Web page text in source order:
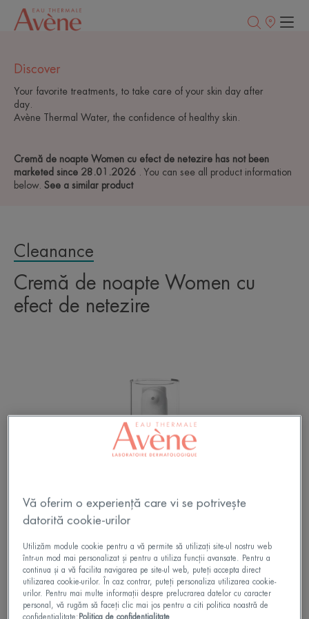
Retailerii
Cremă de noapte Women cu efect de netezire has not been
marketed since 28.01.2026
. You can see all product information
below. See a similar product
Discover
Your favorite treatments, to take care of your skin day after
day.
Avène Thermal Water, the confidence of healthy skin.
Cleanance
Cremă de noapte Women cu
efect de netezire
Vă oferim o experiență care vi se potrivește
datorită cookie-urilor
Utilizăm module cookie pentru a vă permite să utilizați site-ul nostru web
într-un mod mai personalizat și pentru a utiliza funcții avansate. Pentru a
continua și a vă facilita navigarea pe site-ul web, puteți accepta direct
utilizarea cookie-urilor. În caz contrar, puteți personaliza utilizarea cookie-
urilor. Pentru mai multe informații despre prelucrarea datelor cu caracter
personal, vă rugăm să faceți clic mai jos pentru a citi politica noastră de
confidențialitate: Politica de confidențialitate